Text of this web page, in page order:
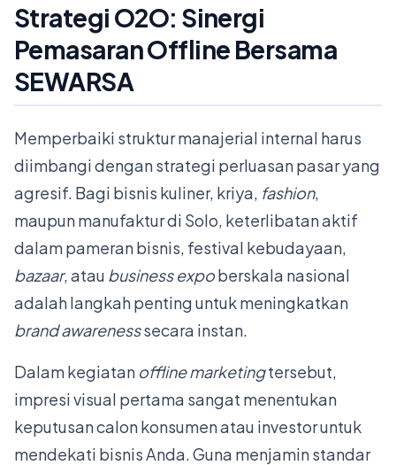
Strategi O2O: Sinergi
Pemasaran Offline Bersama
SEWARSA
Memperbaiki struktur manajerial internal harus
diimbangi dengan strategi perluasan pasar yang
agresif. Bagi bisnis kuliner, kriya, fashion,
maupun manufaktur di Solo, keterlibatan aktif
dalam pameran bisnis, festival kebudayaan,
bazaar, atau business expoberskala nasional
adalah langkah penting untuk meningkatkan
brand awarenesssecara instan.
Dalam kegiatan offline marketingtersebut,
impresi visual pertama sangat menentukan
keputusan calon konsumen atau investor untuk
mendekati bisnis Anda. Guna menjamin standar